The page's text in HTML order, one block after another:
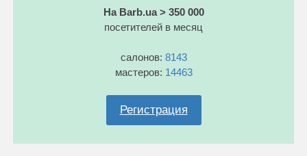
На Barb.ua > 350 000
посетителей в месяц
салонов: 8143
мастеров: 14463
Регистрация